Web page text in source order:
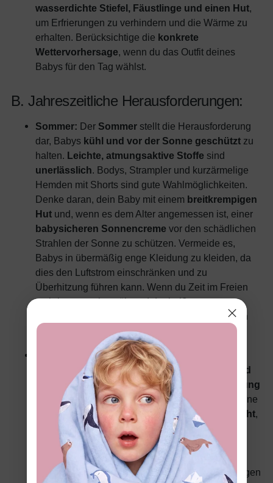
wasserdichte Stiefel, Fäustlinge und einen Hut,
um Erfrierungen zu verhindern und die Wärme zu
erhalten. Berücksichtige die konkrete
Wettervorhersage, wenn du das Outfit deines
Babys für den Tag wählst.
B. Jahreszeitliche Herausforderungen:
Sommer: Der Sommer stellt die Herausforderung
dar, Babys kühl und vor der Sonne geschützt zu
halten. Leichte, atmungsaktive Stoffe sind
unerlässlich. Bodys, Strampler und kurzärmelige
Hemden mit Shorts sind gute Wahlmöglichkeiten.
Denke daran, dein Baby mit einem breitkrempigen
Hut und, wenn es dem Alter angemessen ist, einer
babysicheren Sonnencreme vor den schädlichen
Strahlen der Sonne zu schützen. Vermeide es,
Babys in übermäßig enge Kleidung zu kleiden, da
dies den Luftstrom einschränken und zu
Überhitzung führen kann. Wenn du Zeit im Freien
verbringst, suche während der heißesten
Tageszeiten Schatten und stelle sicher, dass dein
Baby hydriert bleibt.
Die vorrangige Herausforderung des
ist die Aufrechterhaltung von
Wärme und
die Verhinderung von Unterkühlung
Schichtung
ist derSchlüsselzum Anziehen im Winter. Beginne
mit einer
weichen, atmungsaktiven Basisschicht,
etwa einem Baumwollbody, und füge isolierende
Schichten wie
Fleece oder Wollehinzu. Eine
warme, wasserdichte oder wasserabweisende
Außenschichtist unerlässlich, um vor Wind, Regen